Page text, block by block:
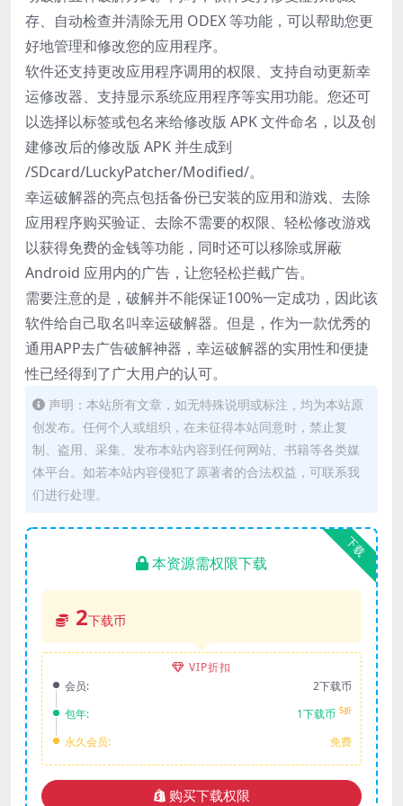
存、自动检查并清除无用 ODEX 等功能，可以帮助您更
好地管理和修改您的应用程序。
软件还支持更改应用程序调用的权限、支持自动更新幸
运修改器、支持显示系统应用程序等实用功能。您还可
以选择以标签或包名来给修改版 APK 文件命名，以及创
建修改后的修改版 APK 并生成到
/SDcard/LuckyPatcher/Modified/。
幸运破解器的亮点包括备份已安装的应用和游戏、去除
应用程序购买验证、去除不需要的权限、轻松修改游戏
以获得免费的金钱等功能，同时还可以移除或屏蔽
Android 应用内的广告，让您轻松拦截广告。
需要注意的是，破解并不能保证100%一定成功，因此该
软件给自己取名叫幸运破解器。但是，作为一款优秀的
通用APP去广告破解神器，幸运破解器的实用性和便捷
性已经得到了广大用户的认可。
声明：本站所有文章，如无特殊说明或标注，均为本站原
创发布。任何个人或组织，在未征得本站同意时，禁止复
制、盗用、采集、发布本站内容到任何网站、书籍等各类媒
体平台。如若本站内容侵犯了原著者的合法权益，可联系我
们进行处理。
下载
本资源需权限下载
2下载币
VIP折扣
会员:
2下载币
包年:
1下载币 5折
永久会员: 免费
购买下载权限